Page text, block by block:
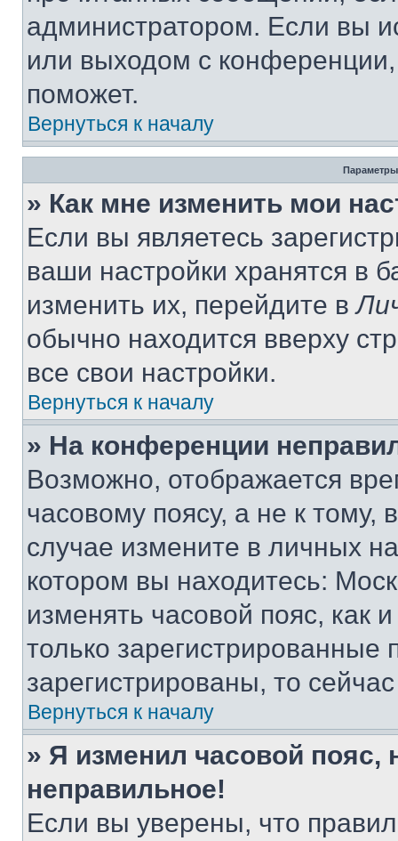
администратором. Если вы
или выходом с
поможет.
Вернуться к началу
Параметры
» Как мне изменить мои
Если вы являетесь
ваши настройки хранятся в
изменить их, перейдите в
обычно находится вверху
все свои настройки.
Вернуться к началу
» На конференции
Возможно, отображается
часовому поясу, а не к тому,
случае измените в личных
котором вы находитесь:
изменять часовой пояс, как
только
зарегистрированы, то
Вернуться к началу
» Я изменил часовой пояс,
неправильное!
Если вы уверены, что